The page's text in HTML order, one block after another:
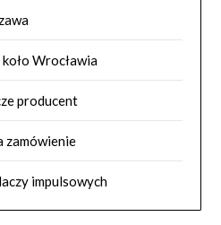
Wrocławia
producent
zamówienie
impulsowych